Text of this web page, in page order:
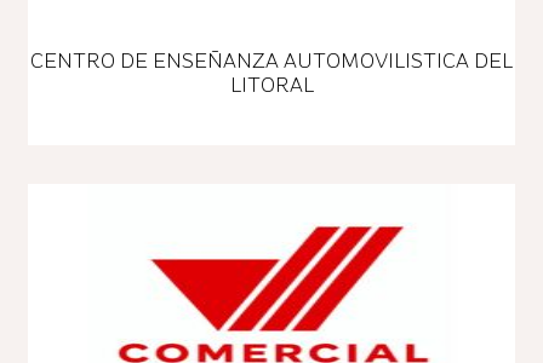
CENTRO DE ENSEÑANZA AUTOMOVILISTICA DEL
LITORAL